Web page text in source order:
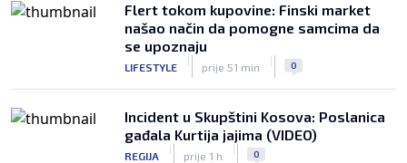
Flert tokom kupovine: Finski market
našao način da pomogne samcima da
se upoznaju
LIFESTYLE
|
prije 51 min
| 0
Incident u Skupštini Kosova: Poslanica
gađala Kurtija jajima (VIDEO)
REGIJA
|
prije 1 h
| 0